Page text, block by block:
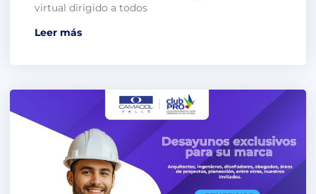
virtual dirigido a todos
Leer más